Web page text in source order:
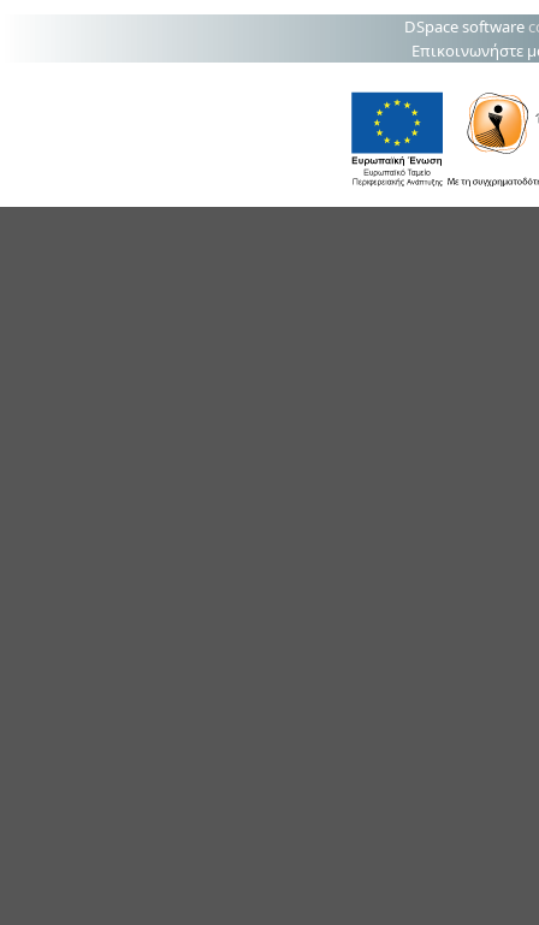
DSpace software
Επικοινωνήστε